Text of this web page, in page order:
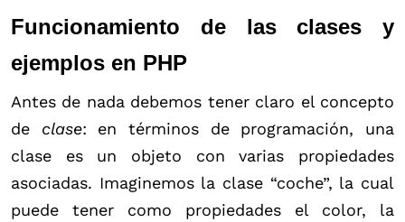
Funcionamiento de las clases y
ejemplos en PHP
Antes de nada debemos tener claro el concepto
de clase: en términos de programación, una
clase es un objeto con varias propiedades
asociadas. Imaginemos la clase “coche”, la cual
puede tener como propiedades el color, la